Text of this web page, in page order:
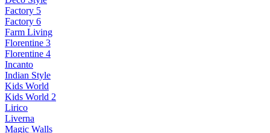
Factory 5
Factory 6
Farm Living
Florentine 3
Florentine 4
Incanto
Indian Style
Kids World
Kids World 2
Lirico
Liverna
Magic Walls